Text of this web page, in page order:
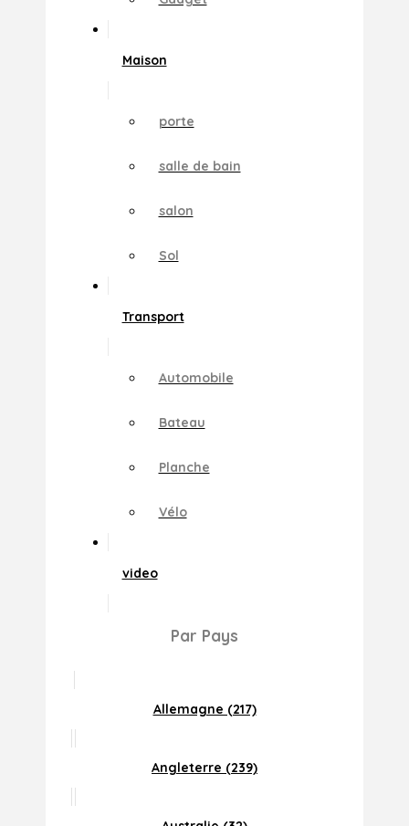
Maison
porte
salle de bain
salon
Sol
Transport
Automobile
Bateau
Planche
Vélo
video
Par Pays
Allemagne (217)
Angleterre (239)